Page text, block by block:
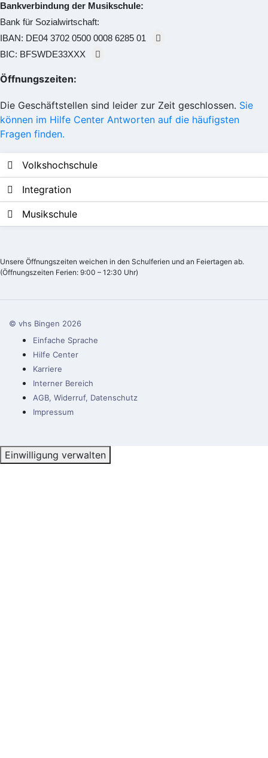
Bankverbindung der Musikschule:
Bank für Sozialwirtschaft:
IBAN: DE04 3702 0500 0008 6285 01
BIC: BFSWDE33XXX
Öffnungszeiten:
Die Geschäftstellen sind leider zur Zeit geschlossen. Sie
können im Hilfe Center Antworten auf die häufigsten
Fragen finden.
Volkshochschule
Integration
Musikschule
Unsere Öffnungszeiten weichen in den Schulferien und an Feiertagen ab.
(Öffnungszeiten Ferien: 9:00 – 12:30 Uhr)
© vhs Bingen 2026
Einfache Sprache
Hilfe Center
Karriere
Interner Bereich
AGB, Widerruf, Datenschutz
Impressum
Einwilligung verwalten